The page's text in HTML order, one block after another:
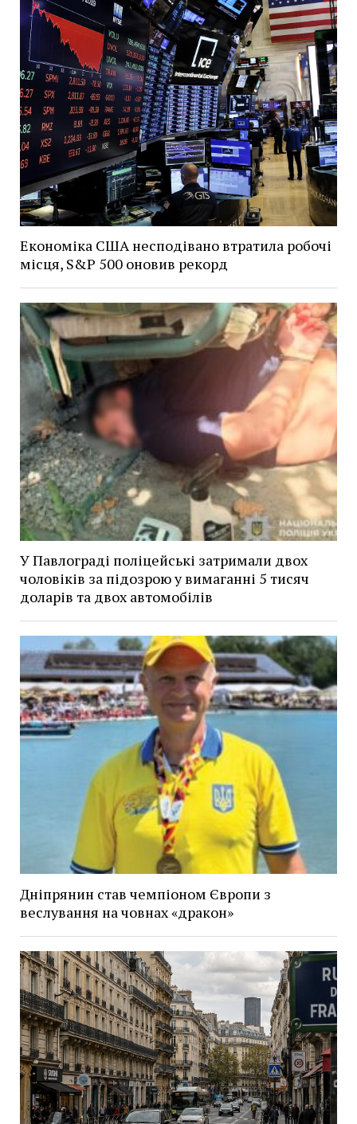
Економіка США несподівано втратила робочі
місця, S&P 500 оновив рекорд
У Павлограді поліцейські затримали двох
чоловіків за підозрою у вимаганні 5 тисяч
доларів та двох автомобілів
Дніпрянин став чемпіоном Європи з
веслування на човнах «дракон»